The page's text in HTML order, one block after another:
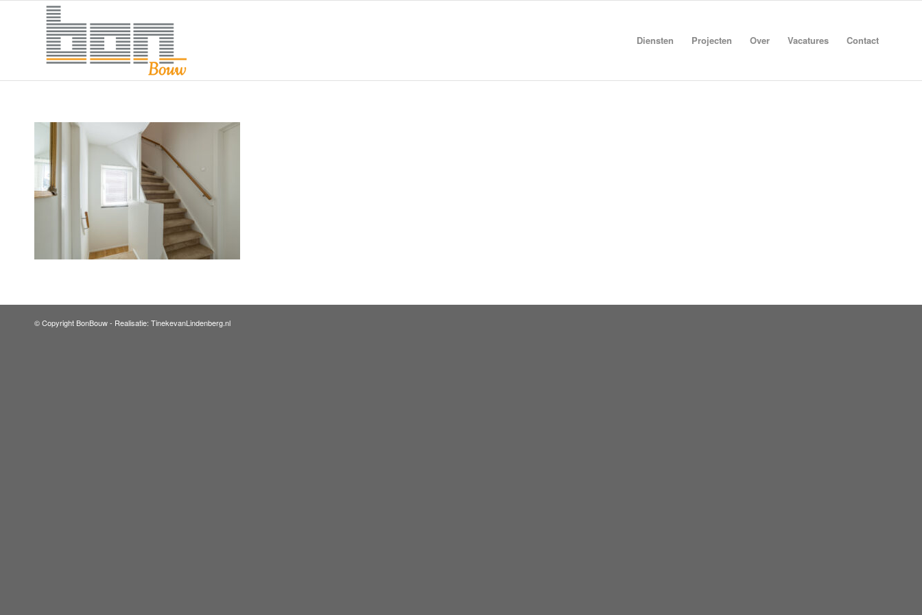
Diensten Projecten Over Vacatures Contact
© Copyright BonBouw - Realisatie: TinekevanLindenberg.nl